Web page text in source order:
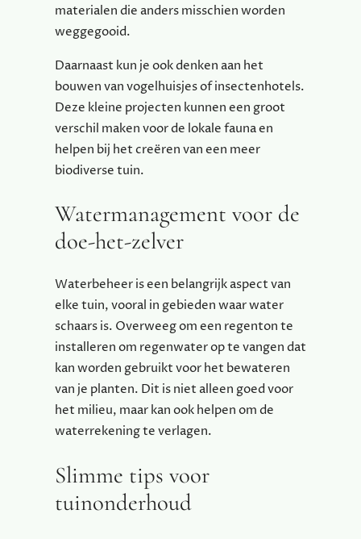
materialen die anders misschien worden
weggegooid.
Daarnaast kun je ook denken aan het
bouwen van vogelhuisjes of insectenhotels.
Deze kleine projecten kunnen een groot
verschil maken voor de lokale fauna en
helpen bij het creëren van een meer
biodiverse tuin.
Watermanagement voor de
doe-het-zelver
Waterbeheer is een belangrijk aspect van
elke tuin, vooral in gebieden waar water
schaars is. Overweeg om een regenton te
installeren om regenwater op te vangen dat
kan worden gebruikt voor het bewateren
van je planten. Dit is niet alleen goed voor
het milieu, maar kan ook helpen om de
waterrekening te verlagen.
Slimme tips voor
tuinonderhoud